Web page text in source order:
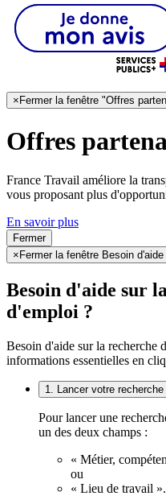
× Fermer la fenêtre "Offres
Offres
France Travail améliore la
vous proposant plus
En savoir plus
Fermer
× Fermer la fenêtre Besoin
Besoin d'aide sur
d'emploi ?
Besoin d'aide sur la recherche
informations essentielles en
1. Lancer votre recherche
Pour lancer une
un des deux champs :
« Métier,
ou
« Lieu de travail ».